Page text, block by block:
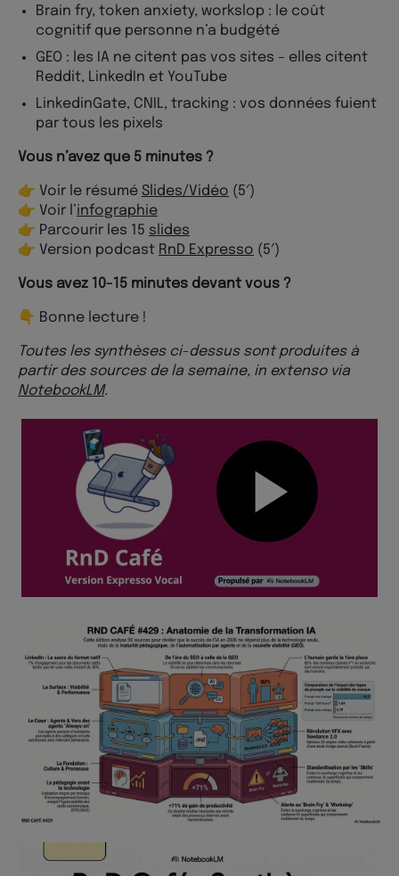
Brain fry, token anxiety, workslop : le coût
cognitif que personne n’a budgété
GEO : les IA ne citent pas vos sites – elles citent
Reddit, LinkedIn et YouTube
LinkedinGate, CNIL, tracking : vos données fuient
par tous les pixels
Vous n’avez que 5 minutes ?
👉 Voir le résumé Slides/Vidéo (5′)
👉 Voir l’infographie
👉 Parcourir les 15 slides
👉 Version podcast RnD Expresso (5′)
Vous avez 10-15 minutes devant vous ?
👇 Bonne lecture !
Toutes les synthèses ci-dessus sont produites à
partir des sources de la semaine, in extenso via
NotebookLM.